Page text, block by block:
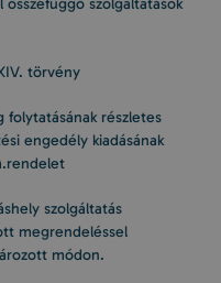
szolgáltatások
törvény
folytatásának részletes
engedély kiadásának
szolgáltatás
megrendeléssel
módon.